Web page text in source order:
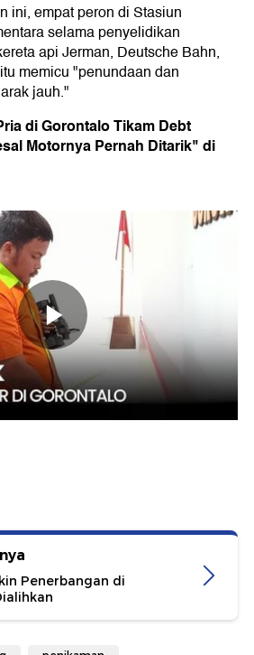
ini, empat peron di Stasiun
selama penyelidikan
api Jerman, Deutsche Bahn,
memicu "penundaan dan
jauh."
di Gorontalo Tikam Debt
Motornya Pernah Ditarik" di
Penerbangan di